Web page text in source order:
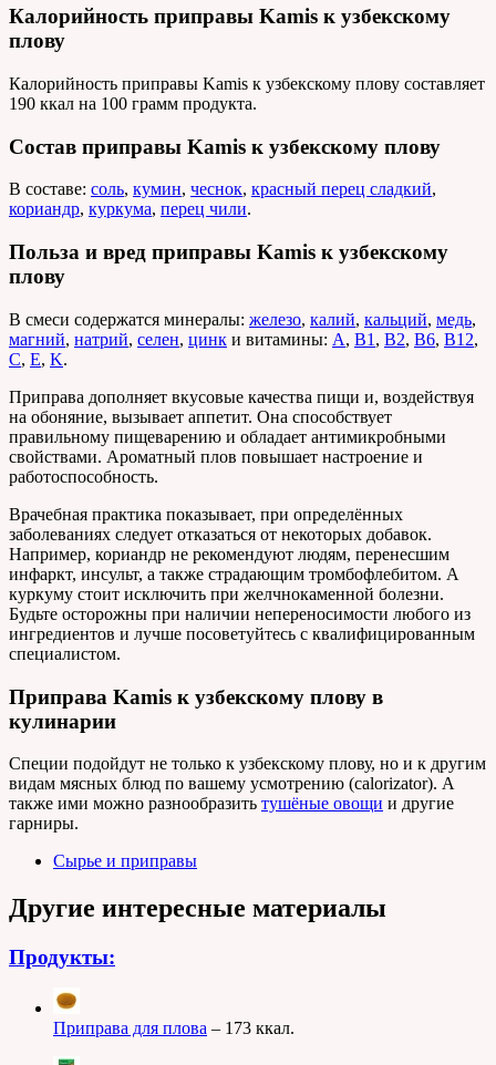
Калорийность приправы Kamis к узбекскому
плову
Калорийность приправы Kamis к узбекскому плову составляет
190 ккал на 100 грамм продукта.
Состав приправы Kamis к узбекскому плову
В составе: соль, кумин, чеснок, красный перец сладкий,
кориандр, куркума, перец чили.
Польза и вред приправы Kamis к узбекскому
плову
В смеси содержатся минералы: железо, калий, кальций, медь,
магний, натрий, селен, цинк и витамины: A, B1 , B2, B6, B12,
C, E, K.
Приправа дополняет вкусовые качества пищи и, воздействуя
на обоняние, вызывает аппетит. Она способствует
правильному пищеварению и обладает антимикробными
свойствами. Ароматный плов повышает настроение и
работоспособность.
Врачебная практика показывает, при определённых
заболеваниях следует отказаться от некоторых добавок.
Например, кориандр не рекомендуют людям, перенесшим
инфаркт, инсульт, а также страдающим тромбофлебитом. А
куркуму стоит исключить при желчнокаменной болезни.
Будьте осторожны при наличии непереносимости любого из
ингредиентов и лучше посоветуйтесь с квалифицированным
специалистом.
Приправа Kamis к узбекскому плову в
кулинарии
Специи подойдут не только к узбекскому плову, но и к другим
видам мясных блюд по вашему усмотрению (calorizator). А
также ими можно разнообразить тушёные овощи и другие
гарниры.
Сырье и приправы
Другие интересные материалы
Продукты:
Приправа для плова – 173 ккал.